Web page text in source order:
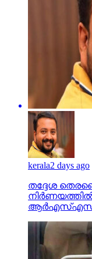
kerala2 days ago
തദ്ദേശ
ആര്‍എസ്എസ്